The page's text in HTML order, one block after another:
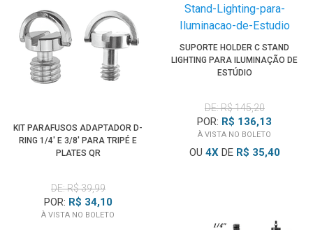
KIT PARAFUSOS ADAPTADOR D-
RING 1/4' E 3/8' PARA TRIPÉ E
PLATES QR
DE: R$ 39,99
POR: R$ 34,10
À VISTA NO BOLETO
SUPORTE HOLDER C STAND
LIGHTING PARA ILUMINAÇÃO DE
ESTÚDIO
DE: R$ 145,20
POR: R$ 136,13
À VISTA NO BOLETO
OU 4XDE R$ 35,40